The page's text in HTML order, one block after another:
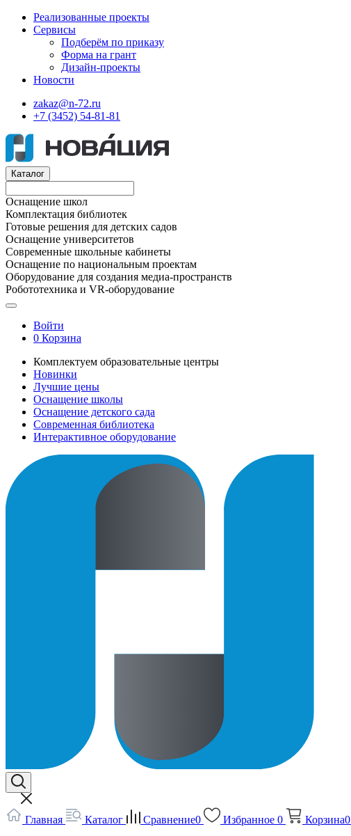
Реализованные проекты
Сервисы
Подберём по приказу
Форма на грант
Дизайн-проекты
Новости
zakaz@n-72.ru
+7 (3452) 54-81-81
Каталог
Оснащение школ
Комплектация библиотек
Готовые решения для детских садов
Оснащение университетов
Современные школьные кабинеты
Оснащение по национальным проектам
Оборудование для создания медиа-пространств
Робототехника и VR-оборудование
Войти
0 Корзина
Комплектуем образовательные центры
Новинки
Лучшие цены
Оснащение школы
Оснащение детского сада
Современная библиотека
Интерактивное оборудование
Главная Каталог Сравнение0 Избранное 0 Корзина0